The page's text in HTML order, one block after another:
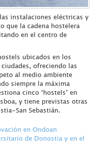
instalaciones eléctricas y
que la cadena hostelera
en el centro de
ubicados en los
ofreciendo las
al medio ambiente
siempre la máxima
cinco ‘hostels’ en
y tiene previstas otras
San Sebastián.
en Ondoan
de Donostia y en el